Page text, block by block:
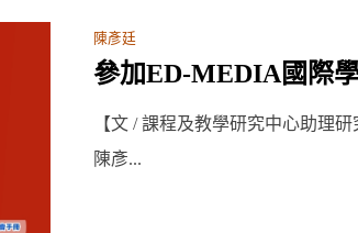
陳彥廷
參加ED-MEDIA國際
【文 / 課程及教學研究中心助理研
陳彥...